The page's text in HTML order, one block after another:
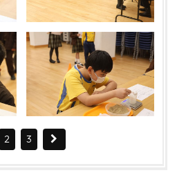
2 3